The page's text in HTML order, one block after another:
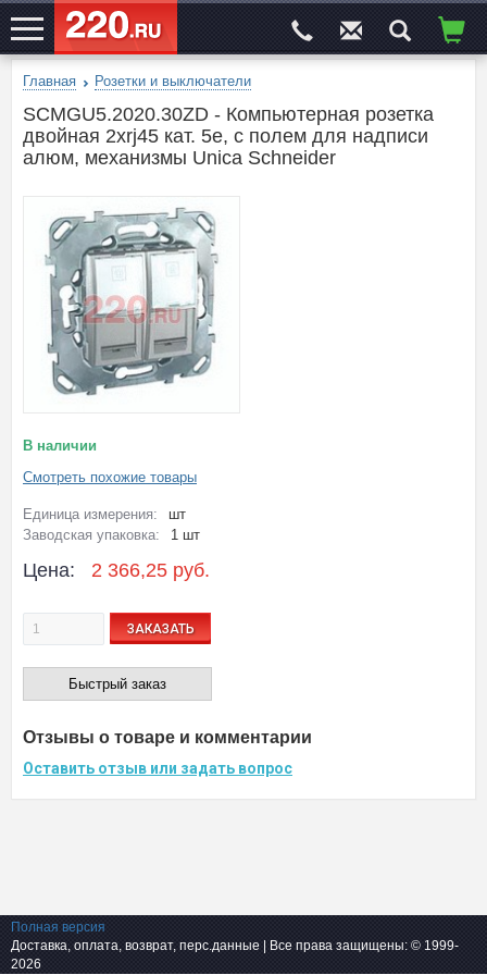
ЭЛЕКТРОСАЙТ№1
Главная Розетки и выключатели
SCMGU5.2020.30ZD - Компьютерная розетка
двойная 2хrj45 кат. 5е, с полем для надписи
алюм, механизмы Unica Schneider
В наличии
Смотреть похожие товары
Единица измерения:
шт
Заводская упаковка:
1 шт
Цена: 2 366,25 руб.
ЗАКАЗАТЬ
Быстрый заказ
Отзывы о товаре и комментарии
Оставить отзыв или задать вопрос
Полная версия
Доставка, оплата, возврат, перс.данные | Все права защищены: © 1999-
2026